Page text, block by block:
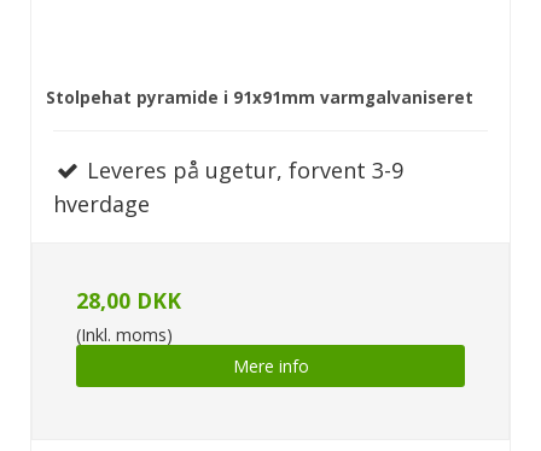
Stolpehat pyramide i 91x91mm varmgalvaniseret
Leveres på ugetur, forvent 3-9
hverdage
28,00 DKK
(Inkl. moms)
Mere info